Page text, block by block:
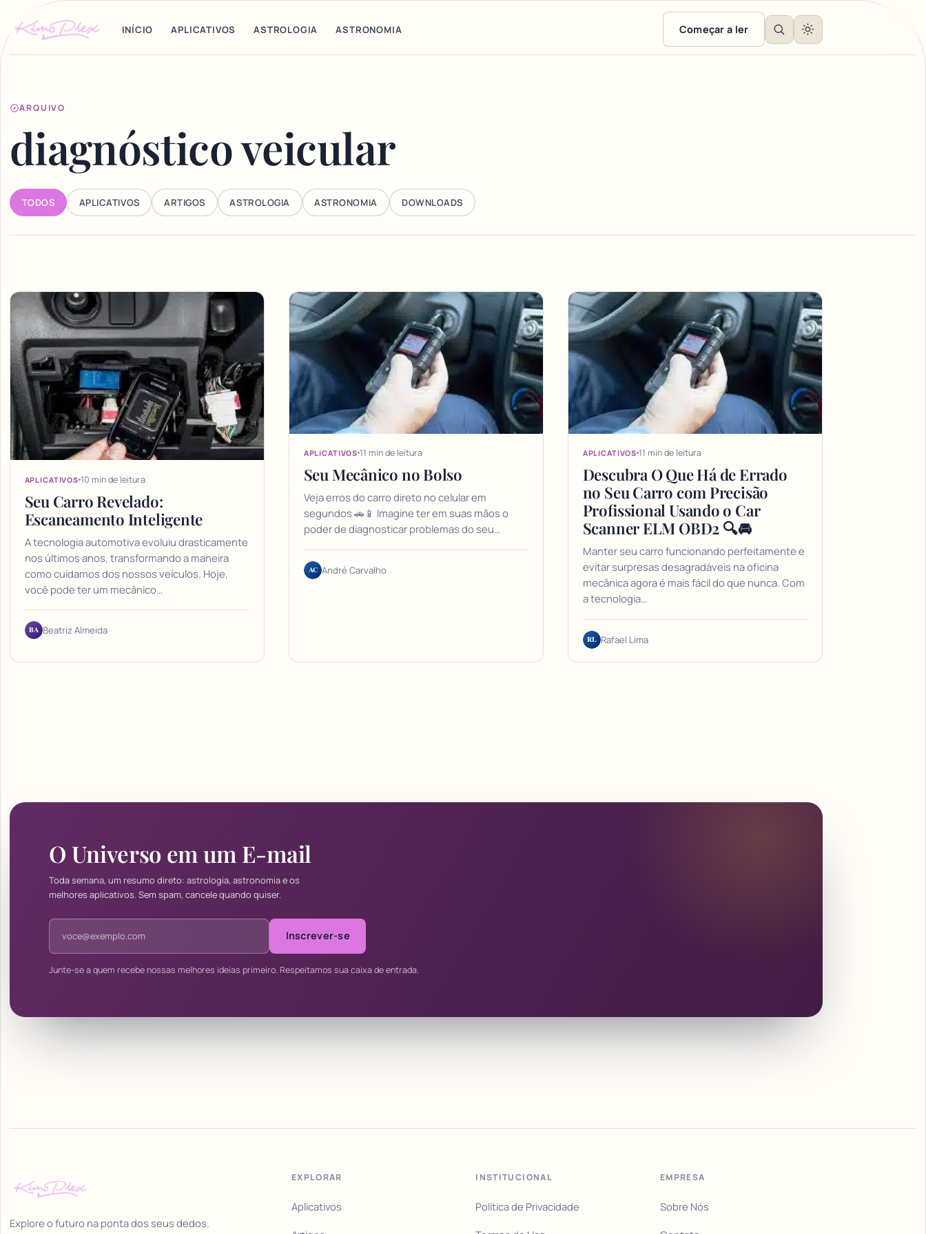
INÍCIO APLICATIVOS ASTROLOGIA ASTRONOMIA Começar a ler
ARQUIVO
diagnóstico veicular
TODOS APLICATIVOS ARTIGOS ASTROLOGIA ASTRONOMIA DOWNLOADS
Articles
APLICATIVOS 10 min de leitura
Seu Carro Revelado:
Escaneamento Inteligente
A tecnologia automotiva evoluiu drasticamente
nos últimos anos, transformando a maneira
como cuidamos dos nossos veículos. Hoje,
você pode ter um mecânico…
BA Beatriz Almeida
APLICATIVOS 11 min de leitura
Seu Mecânico no Bolso
Veja erros do carro direto no celular em
segundos 🚗📱 Imagine ter em suas mãos o
poder de diagnosticar problemas do seu…
AC André Carvalho
APLICATIVOS 11 min de leitura
Descubra O Que Há de Errado
no Seu Carro com Precisão
Profissional Usando o Car
Scanner ELM OBD2 🔍🚘
Manter seu carro funcionando perfeitamente e
evitar surpresas desagradáveis na oficina
mecânica agora é mais fácil do que nunca. Com
a tecnologia…
RL Rafael Lima
O Universo em um E-mail
Toda semana, um resumo direto: astrologia, astronomia e os
melhores aplicativos. Sem spam, cancele quando quiser.
Endereço de e-mail
Inscrever-se
Junte-se a quem recebe nossas melhores ideias primeiro. Respeitamos sua caixa de entrada.
Explore o futuro na ponta dos seus dedos.
EXPLORAR
Aplicativos
INSTITUCIONAL
Política de Privacidade
EMPRESA
Sobre Nós